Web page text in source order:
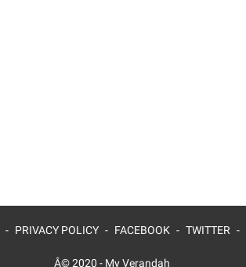
PRIVACY POLICY FACEBOOK TWITTER
Â© 2020 - My Verandah